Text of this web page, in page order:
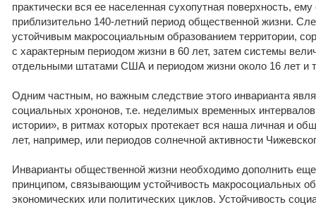
практически вся ее населенная сухопутная поверхность, ему
приблизительно 140-летний период общественной жизни.
устойчивым макросоциальным образованием территории,
с характерным периодом жизни в 60 лет, затем системы
отдельными штатами США и периодом жизни около 16 лет и
Одним частным, но важным следствие этого инварианта
социальных хрононов, т.е. неделимых временных
истории», в ритмах которых протекает вся наша личная и
лет, например, или периодов солнечной активности
Инварианты общественной жизни необходимо дополнить
принципом, связывающим устойчивость макросоциальных
экономических или политических циклов. Устойчивость